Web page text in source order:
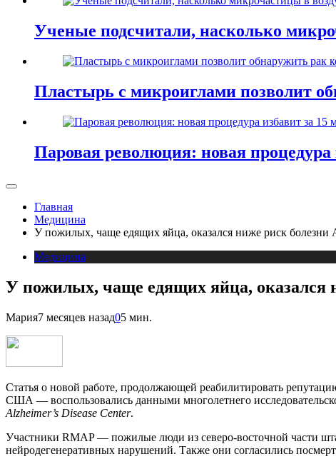
Ученые подсчитали, насколько
Пластырь с микроиглами позволит
Паровая революция: новая
Главная
Медицина
У пожилых, чаще едящих яйца, оказался ниже риск болезни
Медицина
У пожилых, чаще едящих яйца, оказался
Мария7 месяцев назад05 мин.
Статья о новой работе, продолжающей реабилитировать
США — воспользовались данными многолетнего
Alzheimer’s Disease Center.
Участники RMAP — пожилые люди из северо-восточной части
нейродегенеративных нарушений. Также они согласились